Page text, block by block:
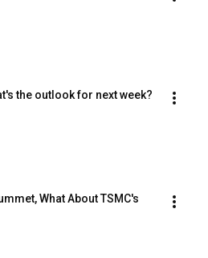
the outlook for next week?
What About TSMC's